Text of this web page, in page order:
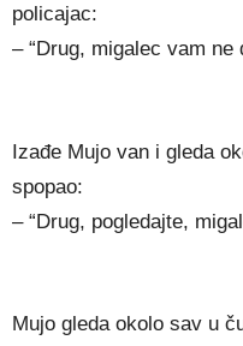
policajac:
– “Drug, migalec vam ne
Izađe Mujo van i gleda
spopao:
– “Drug, pogledajte,
Mujo gleda okolo sav u